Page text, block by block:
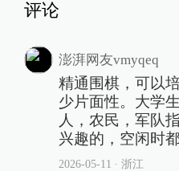
评论
澎湃网友vmyqeq
精通围棋，可以
少片面性。大学
人，农民，军队
兴趣的，空闲时
2026-05-11 ∙ 浙江